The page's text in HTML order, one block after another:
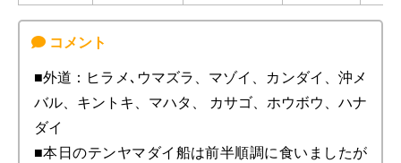
■外道：ヒラメ､ウマズラ、マゾイ、カンダイ、沖メ
バル、キントキ、マハタ、 カサゴ、ホウボウ、ハナ
ダイ
■本日のテンヤマダイ船は前半順調に食いましたが